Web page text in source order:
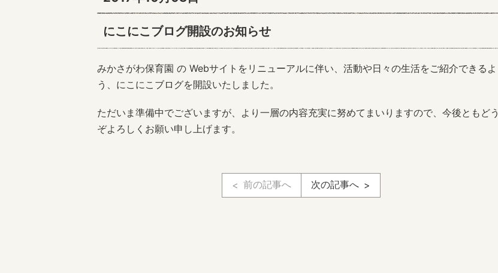
にこにこブログ開設のお知らせ
みかさがわ保育園 の Webサイトをリニューアルに伴い、活動や日々の生活をご紹介できるよ
う、にこにこブログを開設いたしました。
ただいま準備中でございますが、より一層の内容充実に努めてまいりますので、今後ともどう
ぞよろしくお願い申し上げます。
前の記事へ 次の記事へ